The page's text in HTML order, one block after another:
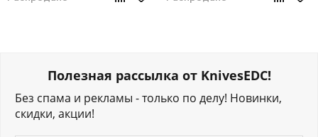
Полезная рассылка от KnivesEDC!
Без спама и рекламы - только по делу! Новинки,
скидки, акции!